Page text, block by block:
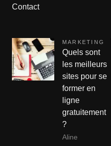
Contact
MARKETING
Quels sont
les meilleurs
sites pour se
former en
ligne
gratuitement
?
Aline